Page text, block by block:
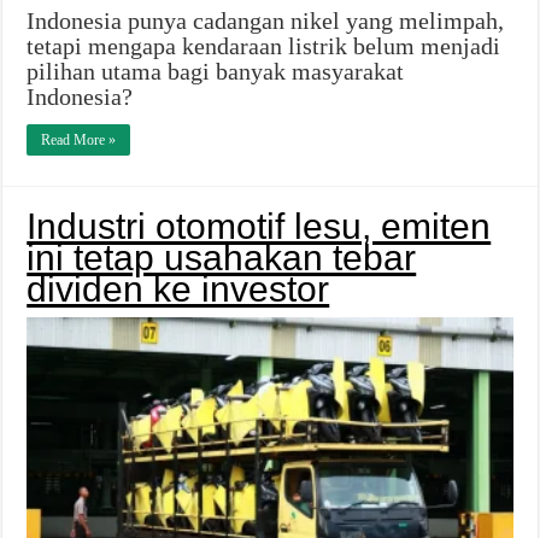
Indonesia punya cadangan nikel yang melimpah,
tetapi mengapa kendaraan listrik belum menjadi
pilihan utama bagi banyak masyarakat
Indonesia?
Read More »
Industri otomotif lesu, emiten
ini tetap usahakan tebar
dividen ke investor